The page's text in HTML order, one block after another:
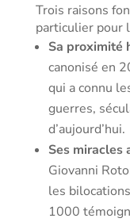
Trois raisons
particulier pour
Sa proximité
canonisé en
qui a connu
guerres,
d’aujourd’hui.
Ses miracles
Giovanni
les
1000